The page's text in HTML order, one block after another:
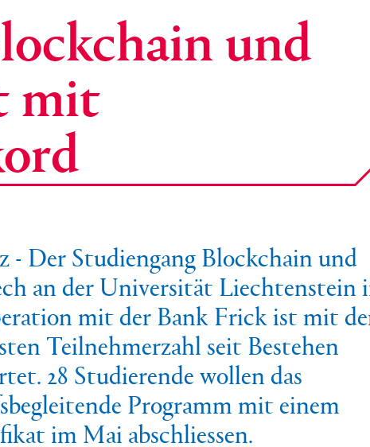
und
mit
- Der Studiengang Blockchain und
an der Universität Liechtenstein
mit der Bank Frick ist mit
Teilnehmerzahl seit Bestehen
28 Studierende wollen das
Programm mit einem
im Mai abschliessen.